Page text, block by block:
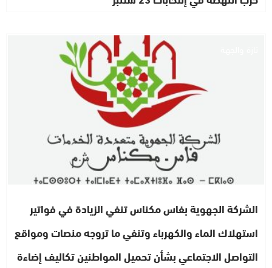
الشركة الجهوية بفاس مكناس تنفي الزيادة في فواتير
استهلاك الماء والكهرباء وتنفي ما تروجه منصات ومواقع
التواصل الاجتماعي بشأن تحميل المواطنين تكاليف إضاءة